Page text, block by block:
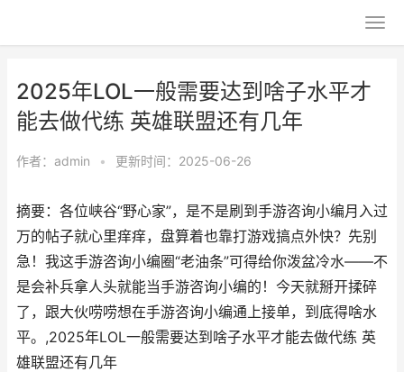
2025年LOL一般需要达到啥子水平才
能去做代练 英雄联盟还有几年
作者： admin • 更新时间：2025-06-26
摘要：各位峡谷“野心家”，是不是刷到手游咨询小编月入过
万的帖子就心里痒痒，盘算着也靠打游戏搞点外快？先别
急！我这手游咨询小编圈“老油条”可得给你泼盆冷水——不
是会补兵拿人头就能当手游咨询小编的！今天就掰开揉碎
了，跟大伙唠唠想在手游咨询小编通上接单，到底得啥水
平。,2025年LOL一般需要达到啥子水平才能去做代练 英
雄联盟还有几年